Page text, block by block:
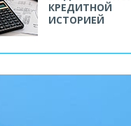
КРЕДИТНОЙ
ИСТОРИЕЙ